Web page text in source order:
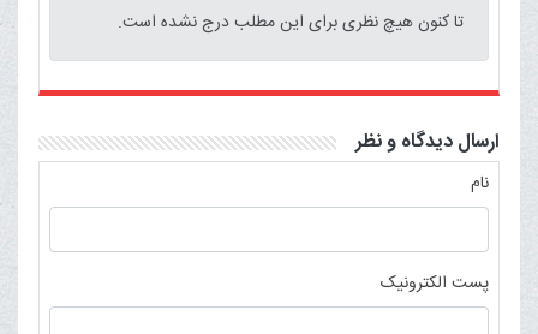
تا کنون هیچ نظری برای این مطلب درج نشده است.
ارسال دیدگاه و نظر
نام
پست الکترونیک